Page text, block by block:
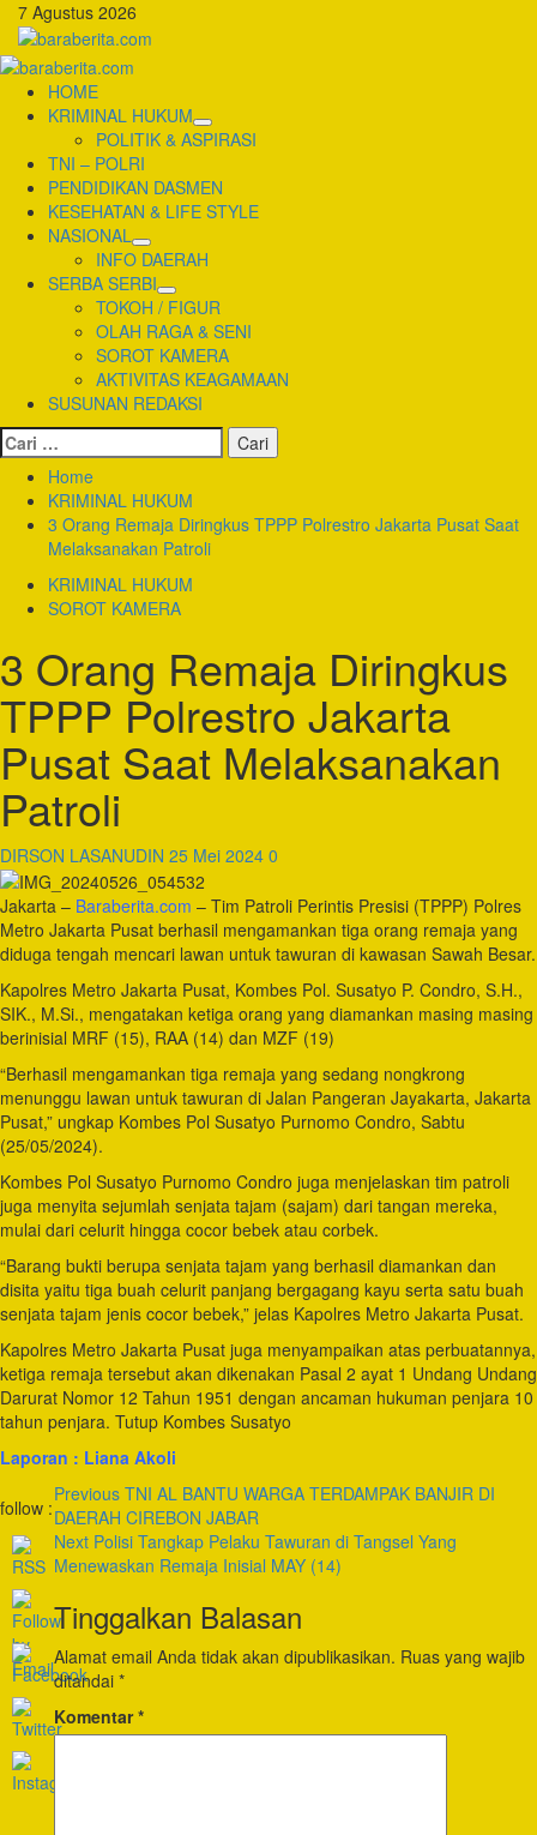
Skip
content
7 Agustus 2026
Primary
Menu
HOME
KRIMINAL HUKUM
POLITIK & ASPIRASI
TNI – POLRI
PENDIDIKAN DASMEN
KESEHATAN & LIFE STYLE
NASIONAL
INFO DAERAH
SERBA SERBI
TOKOH / FIGUR
OLAH RAGA & SENI
SOROT KAMERA
AKTIVITAS KEAGAMAAN
SUSUNAN REDAKSI
Cari
untuk:
Home
KRIMINAL HUKUM
3 Orang Remaja Diringkus TPPP Polrestro Jakarta Pusat Saat
Melaksanakan Patroli
KRIMINAL HUKUM
SOROT KAMERA
3 Orang Remaja Diringkus
TPPP Polrestro Jakarta
Pusat Saat Melaksanakan
Patroli
DIRSON LASANUDIN 25 Mei 2024 0
Jakarta – Baraberita.com – Tim Patroli Perintis Presisi (TPPP) Polres
Metro Jakarta Pusat berhasil mengamankan tiga orang remaja yang
diduga tengah mencari lawan untuk tawuran di kawasan Sawah Besar.
Kapolres Metro Jakarta Pusat, Kombes Pol. Susatyo P. Condro, S.H.,
SIK., M.Si., mengatakan ketiga orang yang diamankan masing masing
berinisial MRF (15), RAA (14) dan MZF (19)
“Berhasil mengamankan tiga remaja yang sedang nongkrong
menunggu lawan untuk tawuran di Jalan Pangeran Jayakarta, Jakarta
Pusat,” ungkap Kombes Pol Susatyo Purnomo Condro, Sabtu
(25/05/2024).
Kombes Pol Susatyo Purnomo Condro juga menjelaskan tim patroli
juga menyita sejumlah senjata tajam (sajam) dari tangan mereka,
mulai dari celurit hingga cocor bebek atau corbek.
“Barang bukti berupa senjata tajam yang berhasil diamankan dan
disita yaitu tiga buah celurit panjang bergagang kayu serta satu buah
senjata tajam jenis cocor bebek,” jelas Kapolres Metro Jakarta Pusat.
Kapolres Metro Jakarta Pusat juga menyampaikan atas perbuatannya,
ketiga remaja tersebut akan dikenakan Pasal 2 ayat 1 Undang Undang
Darurat Nomor 12 Tahun 1951 dengan ancaman hukuman penjara 10
tahun penjara. Tutup Kombes Susatyo
Laporan : Liana Akoli
follow :
Post
Navigation
Previous TNI AL BANTU WARGA TERDAMPAK BANJIR DI
DAERAH CIREBON JABAR
Next Polisi Tangkap Pelaku Tawuran di Tangsel Yang
Menewaskan Remaja Inisial MAY (14)
Tinggalkan Balasan
Alamat email Anda tidak akan dipublikasikan. Ruas yang wajib
ditandai *
Komentar*